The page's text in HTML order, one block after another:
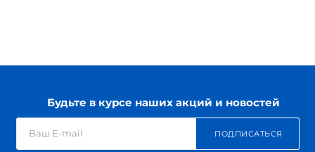
Будьте в курсе наших акций и новостей
ПОДПИСАТЬСЯ